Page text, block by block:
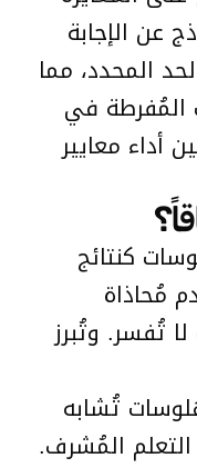
عن الإجابة
المحدد، مما
المُفرطة في
أداء معايير
كنتائج
مُحاذاة
تُفسر. وتُبرز
تُشابه
المُشرف.